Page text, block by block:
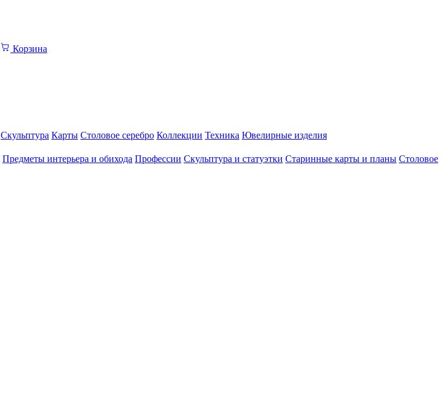
Корзина
Скульптура Карты Столовое серебро Коллекции Техника Ювелирные изделия
Предметы интерьера и обихода Профессии Скульптура и статуэтки Старинные карты и планы Столовое